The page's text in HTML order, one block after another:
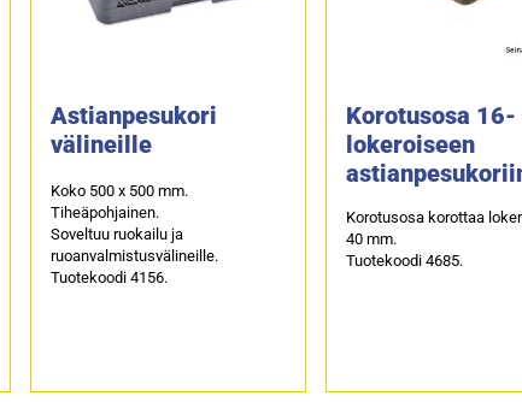
Astianpesukori
välineille
Koko 500 x 500 mm.
Tiheäpohjainen.
Soveltuu ruokailu ja
ruoanvalmistusvälineille.
Tuotekoodi 4156.
Korotusosa 16-
lokeroiseen
Korotusosa korottaa
40 mm.
Tuotekoodi 4685.